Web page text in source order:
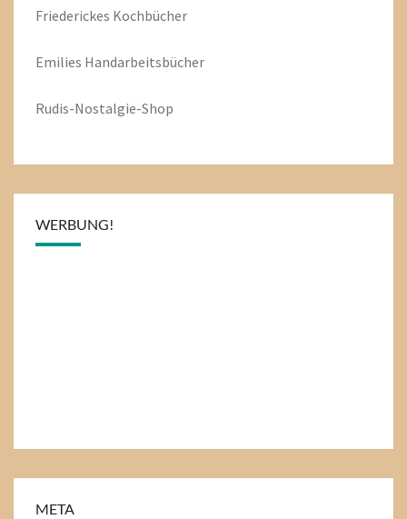
Friederickes Kochbücher
Emilies Handarbeitsbücher
Rudis-Nostalgie-Shop
WERBUNG!
META